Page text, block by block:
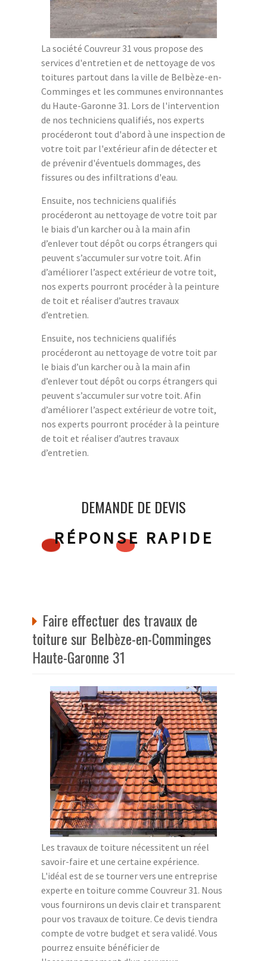
La société Couvreur 31 vous propose des
services d'entretien et de nettoyage de vos
toitures partout dans la ville de Belbèze-en-
Comminges et les communes environnantes
du Haute-Garonne 31. Lors de l'intervention
de nos techniciens qualifiés, nos experts
procéderont tout d'abord à une inspection de
votre toit par l'extérieur afin de détecter et
de prévenir d'éventuels dommages, des
fissures ou des infiltrations d'eau.
Ensuite, nos techniciens qualifiés
procéderont au nettoyage de votre toit par
le biais d’un karcher ou à la main afin
d’enlever tout dépôt ou corps étrangers qui
peuvent s’accumuler sur votre toit. Afin
d’améliorer l’aspect extérieur de votre toit,
nos experts pourront procéder à la peinture
de toit et réaliser d’autres travaux
d’entretien.
Ensuite, nos techniciens qualifiés
procéderont au nettoyage de votre toit par
le biais d’un karcher ou à la main afin
d’enlever tout dépôt ou corps étrangers qui
peuvent s’accumuler sur votre toit. Afin
d’améliorer l’aspect extérieur de votre toit,
nos experts pourront procéder à la peinture
de toit et réaliser d’autres travaux
d’entretien.
DEMANDE DE DEVIS
RÉPONSE RAPIDE
Faire effectuer des travaux de
toiture sur Belbèze-en-Comminges
Haute-Garonne 31
Les travaux de toiture nécessitent un réel
savoir-faire et une certaine expérience.
L'idéal est de se tourner vers une entreprise
experte en toiture comme Couvreur 31. Nous
vous fournirons un devis clair et transparent
pour vos travaux de toiture. Ce devis tiendra
compte de votre budget et sera validé. Vous
pourrez ensuite bénéficier de